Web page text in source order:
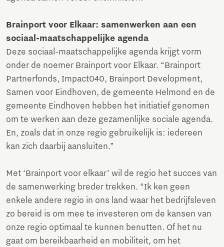
Brainport voor Elkaar: samenwerken aan een
sociaal-maatschappelijke agenda
Deze sociaal-maatschappelijke agenda krijgt vorm
onder de noemer Brainport voor Elkaar. “Brainport
Partnerfonds, Impact040, Brainport Development,
Samen voor Eindhoven, de gemeente Helmond en de
gemeente Eindhoven hebben het initiatief genomen
om te werken aan deze gezamenlijke sociale agenda.
En, zoals dat in onze regio gebruikelijk is: iedereen
kan zich daarbij aansluiten.”
Met ‘Brainport voor elkaar’ wil de regio het succes van
de samenwerking breder trekken. “Ik ken geen
enkele andere regio in ons land waar het bedrijfsleven
zo bereid is om mee te investeren om de kansen van
onze regio optimaal te kunnen benutten. Of het nu
gaat om bereikbaarheid en mobiliteit, om het